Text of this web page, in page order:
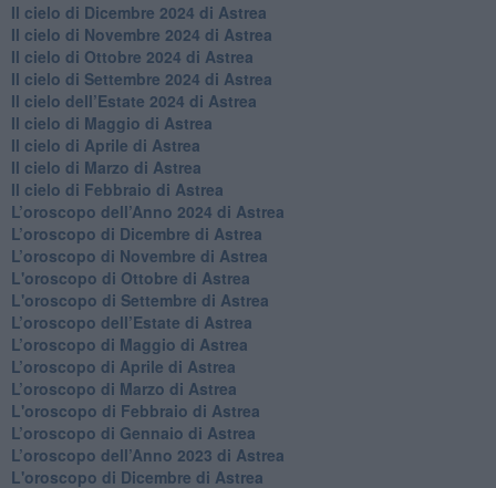
​Il cielo di Dicembre 2024 di Astrea
Il cielo di Novembre 2024 di Astrea
​Il cielo di Ottobre 2024 di Astrea
​Il cielo di Settembre 2024 di Astrea
Il cielo dell’Estate 2024 di Astrea
Il cielo di Maggio di Astrea
Il cielo di Aprile di Astrea
​Il cielo di Marzo di Astrea
​Il cielo di Febbraio di Astrea
​L’oroscopo dell’Anno 2024 di Astrea
​L’oroscopo di Dicembre di Astrea
​L’oroscopo di Novembre di Astrea
L'oroscopo di Ottobre di Astrea
L'oroscopo di Settembre di Astrea
L’oroscopo dell’Estate di Astrea
​L’oroscopo di Maggio di Astrea
​L’oroscopo di Aprile di Astrea
L’oroscopo di Marzo di Astrea
L'oroscopo di Febbraio di Astrea
​L’oroscopo di Gennaio di Astrea
​L’oroscopo dell’Anno 2023 di Astrea
L'oroscopo di Dicembre di Astrea